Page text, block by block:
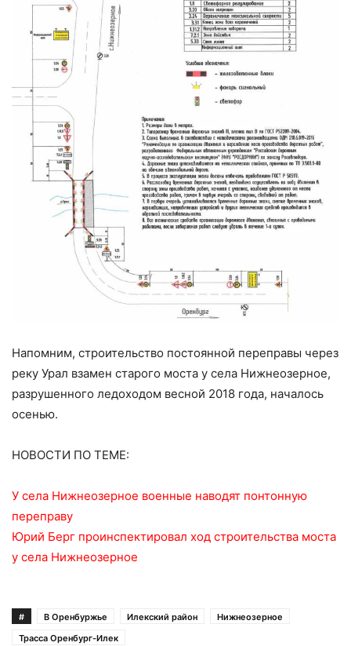
Напомним, строительство постоянной переправы через
реку Урал взамен старого моста у села Нижнеозерное,
разрушенного ледоходом весной 2018 года, началось
осенью.
НОВОСТИ ПО ТЕМЕ:
У села Нижнеозерное военные наводят понтонную
переправу
Юрий Берг проинспектировал ход строительства моста
у села Нижнеозерное
# В Оренбуржье Илекский район
Нижнеозерное
Трасса Оренбург-Илек